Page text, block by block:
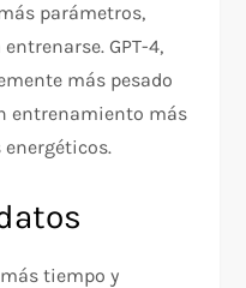
parámetros,
GPT-4,
más pesado
entrenamiento más
tiempo y